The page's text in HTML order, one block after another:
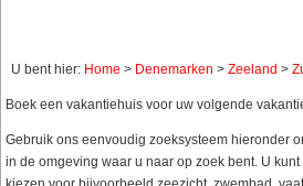
U bent hier: Home > Denemarken > Zeeland >
Boek een vakantiehuis voor uw volgende
Gebruik ons eenvoudig zoeksysteem hieronder
in de omgeving waar u naar op zoek bent. U